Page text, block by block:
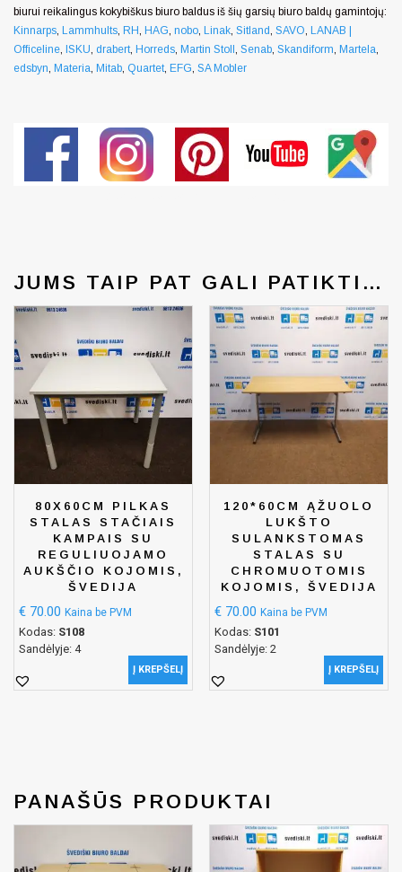
biurui reikalingus kokybiškus biuro baldus iš šių garsių biuro baldų gamintojų:
Kinnarps, Lammhults, RH, HAG, nobo, Linak, Sitland, SAVO, LANAB |
Officeline, ISKU, drabert, Horreds, Martin Stoll , Senab, Skandiform, Martela,
edsbyn, Materia, Mitab, Quartet, EFG, SA Mobler
JUMS TAIP PAT GALI PATIKTI…
80X60CM PILKAS
STALAS STAČIAIS
KAMPAIS SU
REGULIUOJAMO
AUKŠČIO KOJOMIS,
ŠVEDIJA
€ 70.00 Kaina be PVM
Kodas: S108
Sandėlyje: 4
Į KREPŠELĮ
120*60CM ĄŽUOLO
LUKŠTO
SULANKSTOMAS
STALAS SU
CHROMUOTOMIS
KOJOMIS, ŠVEDIJA
€ 70.00 Kaina be PVM
Kodas: S101
Sandėlyje: 2
Į KREPŠELĮ
PANAŠŪS PRODUKTAI